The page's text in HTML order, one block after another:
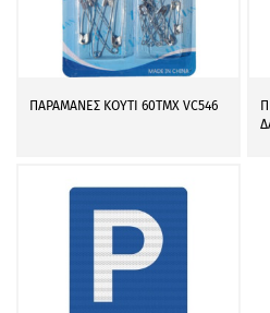
ΠΑΡΑΜΑΝΕΣ ΚΟΥΤΙ 60ΤΜΧ VC546